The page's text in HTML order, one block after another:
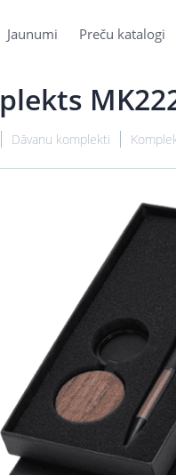
Jaunumi Preču katalogi
Dāvanu komplekti